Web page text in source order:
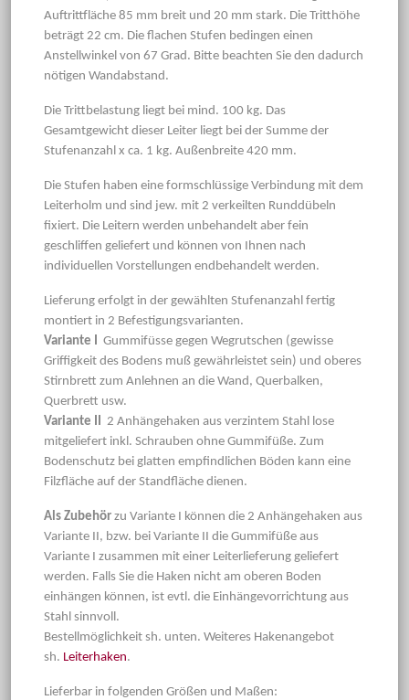
Auftrittfläche 85 mm breit und 20 mm stark. Die Tritthöhe
beträgt 22 cm. Die flachen Stufen bedingen einen
Anstellwinkel von 67 Grad. Bitte beachten Sie den dadurch
nötigen Wandabstand.
Die Trittbelastung liegt bei mind. 100 kg. Das
Gesamtgewicht dieser Leiter liegt bei der Summe der
Stufenanzahl x ca. 1 kg. Außenbreite 420 mm.
Die Stufen haben eine formschlüssige Verbindung mit dem
Leiterholm und sind jew. mit 2 verkeilten Runddübeln
fixiert. Die Leitern werden unbehandelt aber fein
geschliffen geliefert und können von Ihnen nach
individuellen Vorstellungen endbehandelt werden.
Lieferung erfolgt in der gewählten Stufenanzahl fertig
montiert in 2 Befestigungsvarianten.
Variante I Gummifüsse gegen Wegrutschen (gewisse
Griffigkeit des Bodens muß gewährleistet sein) und oberes
Stirnbrett zum Anlehnen an die Wand, Querbalken,
Querbrett usw.
Variante II 2 Anhängehaken aus verzintem Stahl lose
mitgeliefert inkl. Schrauben ohne Gummifüße. Zum
Bodenschutz bei glatten empfindlichen Böden kann eine
Filzfläche auf der Standfläche dienen.
Als Zubehör zu Variante I können die 2 Anhängehaken aus
Variante II, bzw. bei Variante II die Gummifüße aus
Variante I zusammen mit einer Leiterlieferung geliefert
werden. Falls Sie die Haken nicht am oberen Boden
einhängen können, ist evtl. die Einhängevorrichtung aus
Stahl sinnvoll.
Bestellmöglichkeit sh. unten. Weiteres Hakenangebot
sh. Leiterhaken.
Lieferbar in folgenden Größen und Maßen: